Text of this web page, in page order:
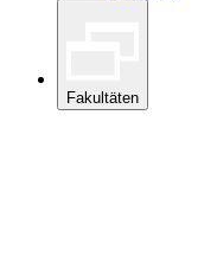
Fakultäten